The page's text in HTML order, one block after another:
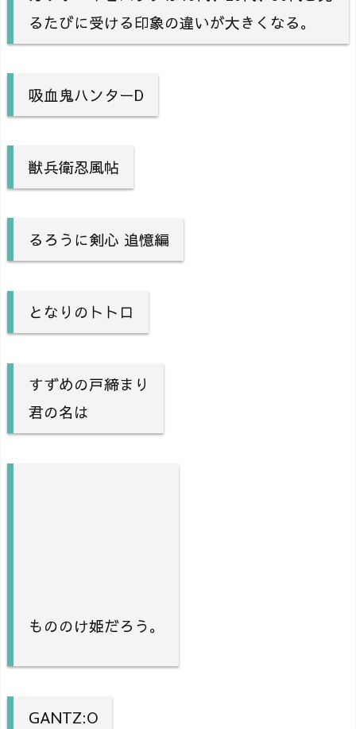
るたびに受ける印象の違いが大きくなる。
吸血鬼ハンターD
獣兵衛忍風帖
るろうに剣心 追憶編
となりのトトロ
すずめの戸締まり
君の名は
もののけ姫だろう。
GANTZ:O